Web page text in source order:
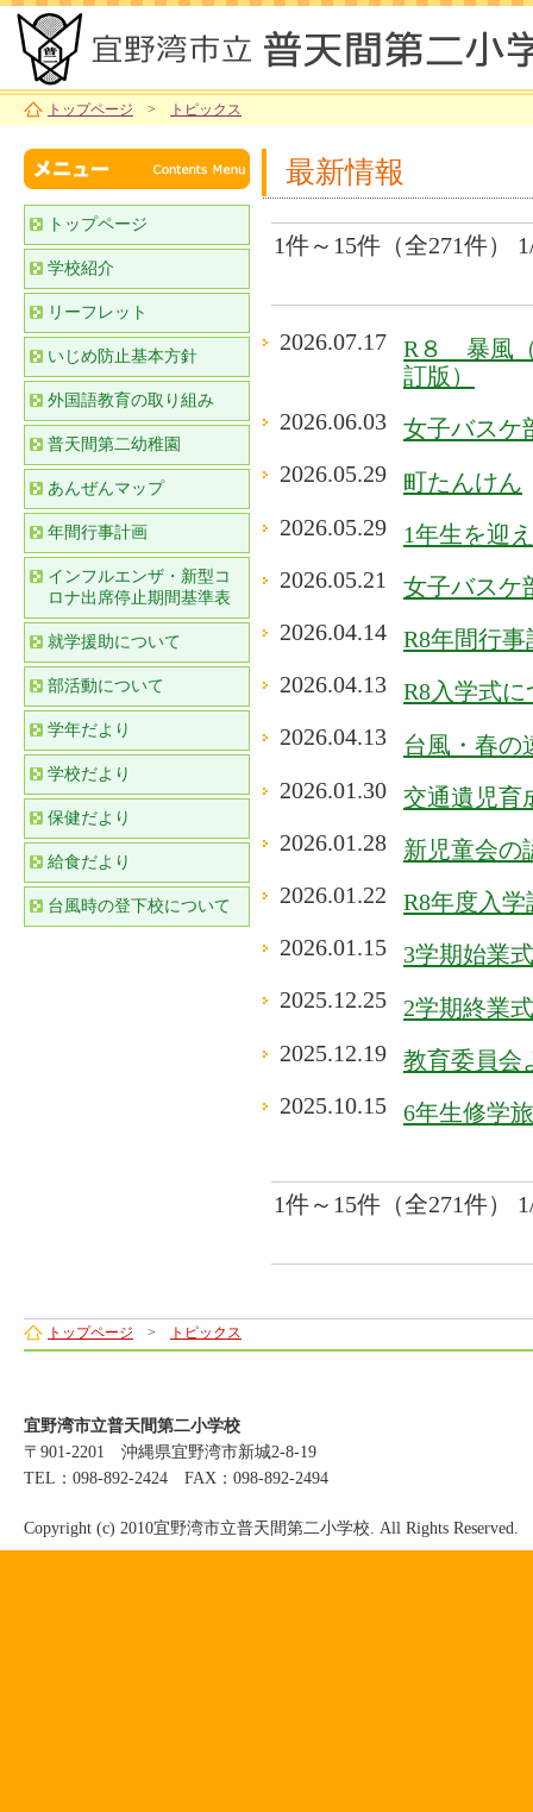
トップページ > トピックス
最新情報
1件～15件（全271件
2026.07.17
R８ 暴風（
訂版）
2026.06.03
女子バスケ
2026.05.29
町たんけん
2026.05.29
1年生を迎
2026.05.21
女子バスケ
2026.04.14
R8年間行
2026.04.13
R8入学式に
2026.04.13
台風・春の
2026.01.30
交通遺児育
2026.01.28
新児童会の
2026.01.22
R8年度入
2026.01.15
3学期始業式
2025.12.25
2学期終業式
2025.12.19
教育委員会
2025.10.15
6年生修学
1件～15件（全271件
トップページ
学校紹介
リーフレット
いじめ防止基本方針
外国語教育の取り組み
普天間第二幼稚園
あんぜんマップ
年間行事計画
インフルエンザ・新型コ
ロナ出席停止期間基準表
就学援助について
部活動について
学年だより
学校だより
保健だより
給食だより
台風時の登下校について
トップページ > トピックス
宜野湾市立普天間第二小学校
〒901-2201 沖縄県宜野湾市新城2-8-19
TEL：098-892-2424 FAX：098-892-2494
Copyright (c) 2010宜野湾市立普天間第二小学校. All Rights Reserved.